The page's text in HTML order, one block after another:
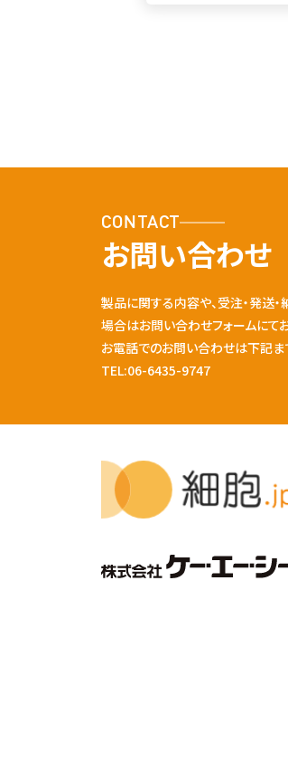
CONTACT
お問い合わせ
製品に関する内容や、受注・発送
場合はお問い合わせフォームにて
お電話でのお問い合わせは下記ま
TEL:06-6435-9747